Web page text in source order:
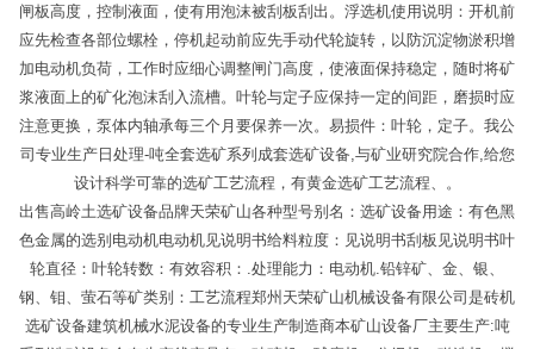
闸板高度，控制液面，使有用泡沫被刮板刮出。浮选机使用说明：开机前
应先检查各部位螺栓，停机起动前应先手动代轮旋转，以防沉淀物淤积增
加电动机负荷，工作时应细心调整闸门高度，使液面保持稳定，随时将矿
浆液面上的矿化泡沫刮入流槽。叶轮与定子应保持一定的间距，磨损时应
注意更换，泵体内轴承每三个月要保养一次。易损件：叶轮，定子。我公
司专业生产日处理-吨全套选矿系列成套选矿设备,与矿业研究院合作,给您
设计科学可靠的选矿工艺流程，有黄金选矿工艺流程、。
出售高岭土选矿设备品牌天荣矿山各种型号别名：选矿设备用途：有色黑
色金属的选别电动机电动机见说明书给料粒度：见说明书刮板见说明书叶
轮直径：叶轮转数：有效容积：.处理能力：电动机.铅锌矿、金、银、
钢、钼、萤石等矿类别：工艺流程郑州天荣矿山机械设备有限公司是砖机
选矿设备建筑机械水泥设备的专业生产制造商本矿山设备厂主要生产:吨